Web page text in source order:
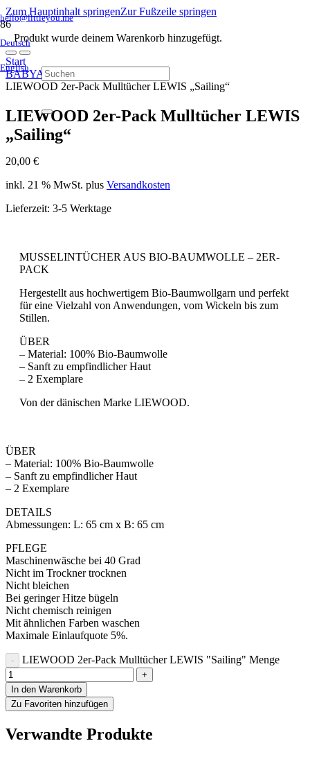
Zum Hauptinhalt springenZur Fußzeile springen
hello@littleyou.me
Deutsch
English
Produkt wurde deinem Warenkorb hinzugefügt.
Start
BABYAUSSTATTUNG
LIEWOOD 2er-Pack Mulltücher LEWIS „Sailing“
LIEWOOD 2er-Pack Mulltücher LEWIS
„Sailing“
20,00 €
inkl. 21 % MwSt. plus Versandkosten
Lieferzeit: 3-5 Werktage
MUSSELINTÜCHER AUS BIO-BAUMWOLLE – 2ER-
PACK
Hergestellt aus hochwertigem Bio-Baumwollgarn und perfekt
für eine Vielzahl von Anwendungen, vom Wickeln bis zum
Stillen.
ÜBER
– Material: 100% Bio-Baumwolle
– Sanft zu empfindlicher Haut
– 2 Exemplare
Von der dänischen Marke LIEWOOD.
ÜBER
– Material: 100% Bio-Baumwolle
– Sanft zu empfindlicher Haut
– 2 Exemplare
DETAILS
Abmessungen: L: 65 cm x B: 65 cm
PFLEGE
Maschinenwäsche bei 40 Grad
Nicht im Trockner trocknen
Nicht bleichen
Bei geringer Hitze bügeln
Nicht chemisch reinigen
Mit ähnlichen Farben waschen
Maximale Einlaufquote 5%.
LIEWOOD 2er-Pack Mulltücher LEWIS "Sailing" Menge
In den Warenkorb
Zu Favoriten hinzufügen
Verwandte Produkte